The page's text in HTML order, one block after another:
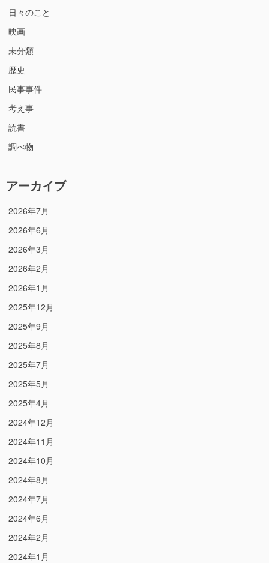
日々のこと
映画
未分類
歴史
民事事件
考え事
読書
調べ物
アーカイブ
2026年7月
2026年6月
2026年3月
2026年2月
2026年1月
2025年12月
2025年9月
2025年8月
2025年7月
2025年5月
2025年4月
2024年12月
2024年11月
2024年10月
2024年8月
2024年7月
2024年6月
2024年2月
2024年1月